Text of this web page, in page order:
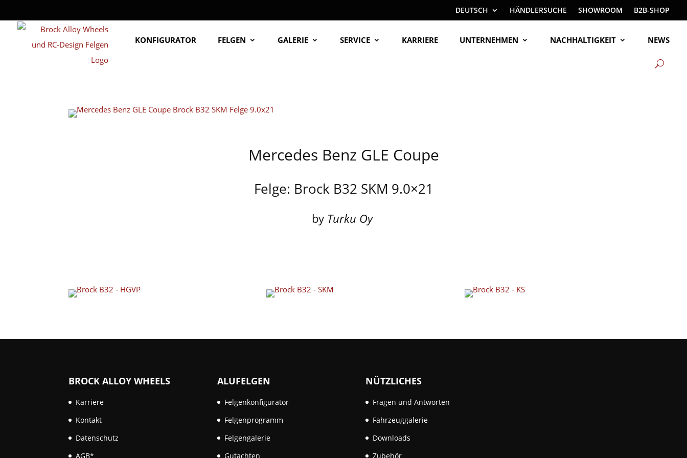
DEUTSCH HÄNDLERSUCHE SHOWROOM B2B-SHOP
KONFIGURATOR FELGEN GALERIE SERVICE KARRIERE UNTERNEHMEN NACHHALTIGKEIT NEWS
Mercedes Benz GLE Coupe
Felge: Brock B32 SKM 9.0×21
by Turku Oy
BROCK ALLOY WHEELS
Karriere
Kontakt
Datenschutz
AGB*
ALUFELGEN
Felgenkonfigurator
Felgenprogramm
Felgengalerie
Gutachten
NÜTZLICHES
Fragen und Antworten
Fahrzeuggalerie
Downloads
Zubehör